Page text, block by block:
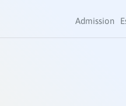
Admission